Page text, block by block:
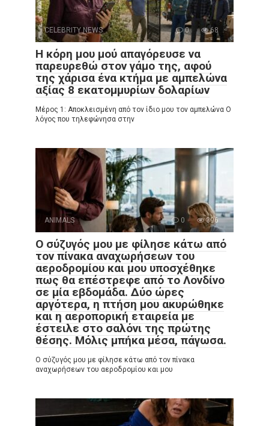
CELEBRITY NEWS 0 68
Η κόρη μου μού απαγόρευσε να
παρευρεθώ στον γάμο της, αφού
της χάρισα ένα κτήμα με αμπελώνα
αξίας 8 εκατομμυρίων δολαρίων
Μέρος 1: Αποκλεισμένη από τον ίδιο μου τον αμπελώνα Ο
λόγος που τηλεφώνησα στην
ANIMALS 0 396
Ο σύζυγός μου με φίλησε κάτω από
τον πίνακα αναχωρήσεων του
αεροδρομίου και μου υποσχέθηκε
πως θα επέστρεφε από το Λονδίνο
σε μία εβδομάδα. Δύο ώρες
αργότερα, η πτήση μου ακυρώθηκε
και η αεροπορική εταιρεία με
έστειλε στο σαλόνι της πρώτης
θέσης. Μόλις μπήκα μέσα, πάγωσα.
Ο σύζυγός μου με φίλησε κάτω από τον πίνακα
αναχωρήσεων του αεροδρομίου και μου